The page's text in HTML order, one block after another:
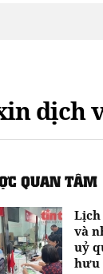
dịch
QUAN TÂM
và
uỷ
hưu